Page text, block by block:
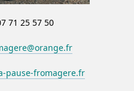
71 25 57 50
pause-fromagere.fr